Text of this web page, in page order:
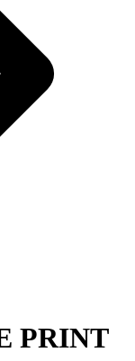
PRINT